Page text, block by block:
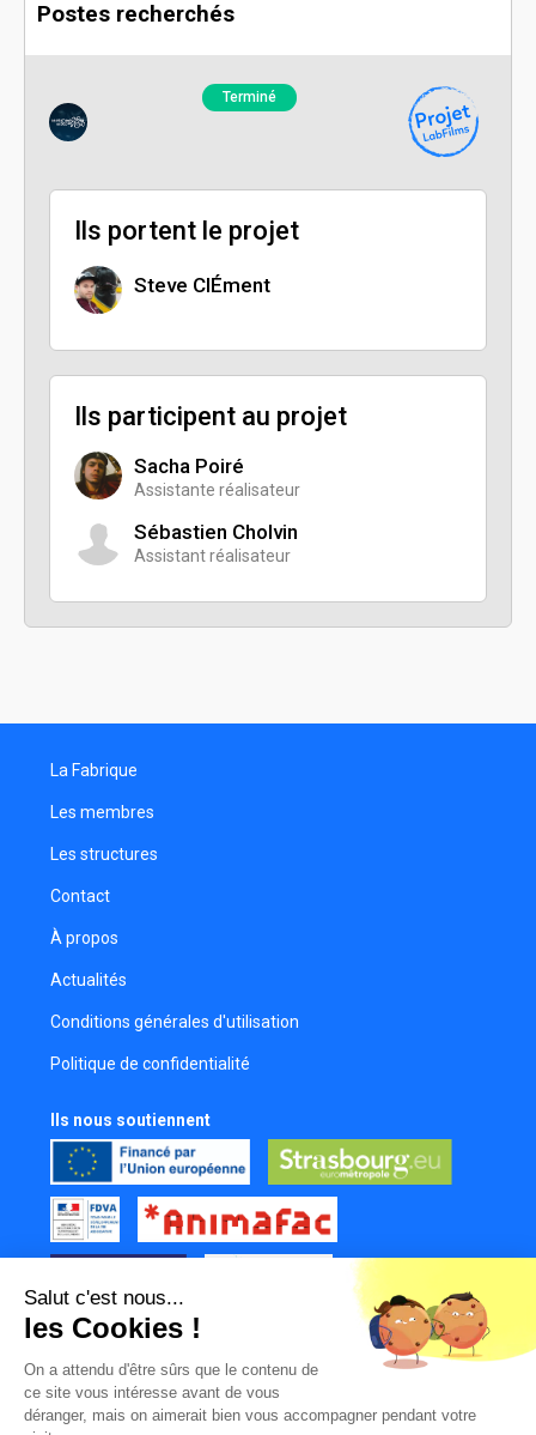
Postes recherchés
Terminé
Ils portent le projet
Steve ClÉment
Ils participent au projet
Sacha Poiré
Assistante réalisateur
Sébastien Cholvin
Assistant réalisateur
La Fabrique
Les membres
Les structures
Contact
À propos
Actualités
Conditions générales d'utilisation
Politique de confidentialité
Ils nous soutiennent
Tous nos partenaires
Mur des contributeurs
Salut c'est nous...
les Cookies !
On a attendu d'être sûrs que le contenu de
ce site vous intéresse avant de vous
déranger, mais on aimerait bien vous accompagner pendant votre